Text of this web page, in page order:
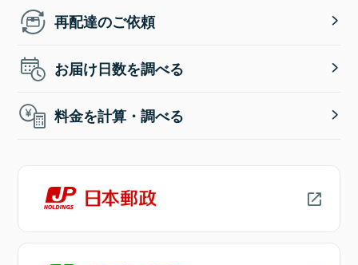
再配達のご依頼
お届け日数を調べる
料金を計算・調べる